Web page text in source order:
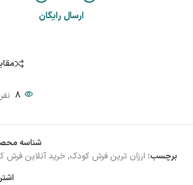
ارسال رایگان
8
شناسه
برچسب: ارزان ترین فرش کودک,خرید آنلاین فرش